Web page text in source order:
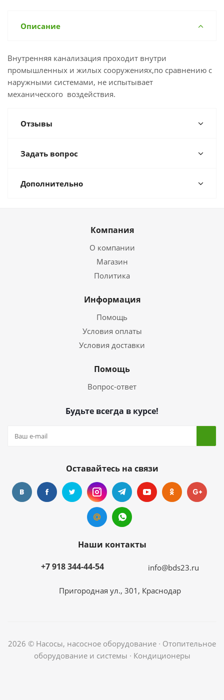
Описание
Внутренняя канализация проходит внутри
промышленных и жилых сооружениях,по сравнению с
наружными системами, не испытывает
механического воздействия.
Отзывы
Задать вопрос
Дополнительно
Компания
О компании
Магазин
Политика
Информация
Помощь
Условия оплаты
Условия доставки
Помощь
Вопрос-ответ
Будьте всегда в курсе!
Оставайтесь на связи
Наши контакты
+7 918 344-44-54
info@bds23.ru
Пригородная ул., 301, Краснодар
2026 © Насосы, насосное оборудование ∙ Отопительное
оборудование и системы ∙ Кондиционеры